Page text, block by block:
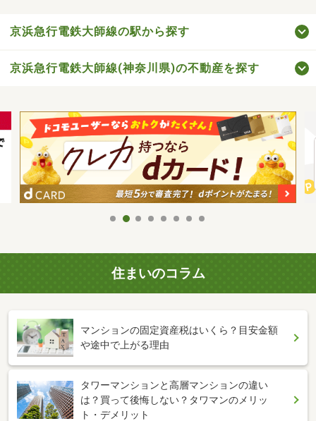
京浜急行電鉄大師線の駅から探す
京浜急行電鉄大師線(神奈川県)の不動産を探す
住まいのコラム
マンションの固定資産税はいくら？目安金額
や途中で上がる理由
タワーマンションと高層マンションの違い
は？買って後悔しない？タワマンのメリッ
ト・デメリット